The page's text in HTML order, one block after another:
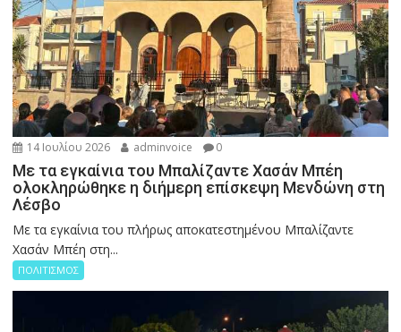
14 Ιουλίου 2026 adminvoice 0
Με τα εγκαίνια του Μπαλίζαντε Χασάν Μπέη
ολοκληρώθηκε η διήμερη επίσκεψη Μενδώνη στη
Λέσβο
Με τα εγκαίνια του πλήρως αποκατεστημένου Μπαλίζαντε
Χασάν Μπέη στη...
ΠΟΛΙΤΙΣΜΟΣ